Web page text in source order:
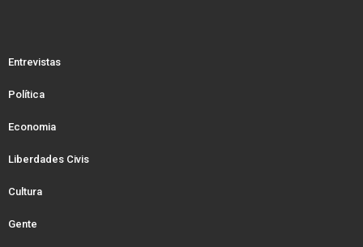
Entrevistas
Política
Economia
Liberdades Civis
Cultura
Gente